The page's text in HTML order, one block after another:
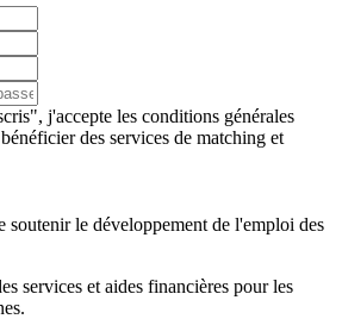
j'accepte les conditions générales
des services de matching et
soutenir le développement de l'emploi des
services et aides financières pour les